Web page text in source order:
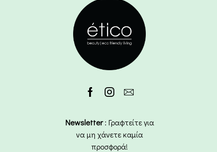
Newsletter: Γραφτείτε για
να μη χάνετε καμία
προσφορά!